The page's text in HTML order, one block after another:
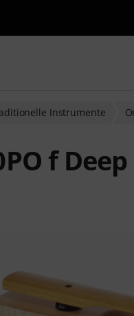
Instrumente
f
Sternen aus 1